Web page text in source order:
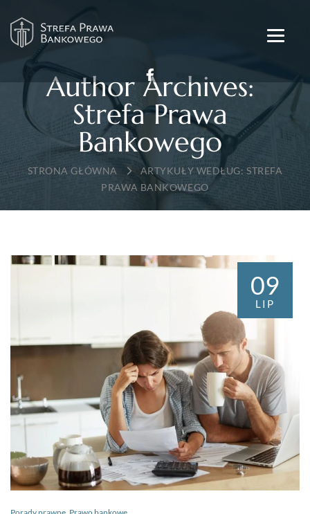
Author Archives:
Strefa Prawa
Bankowego
→ ARTYKUŁY WEDŁUG: STREFA
PRAWA BANKOWEGO
09
LIP